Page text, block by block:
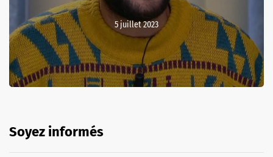
5 juillet 2023
Soyez informés